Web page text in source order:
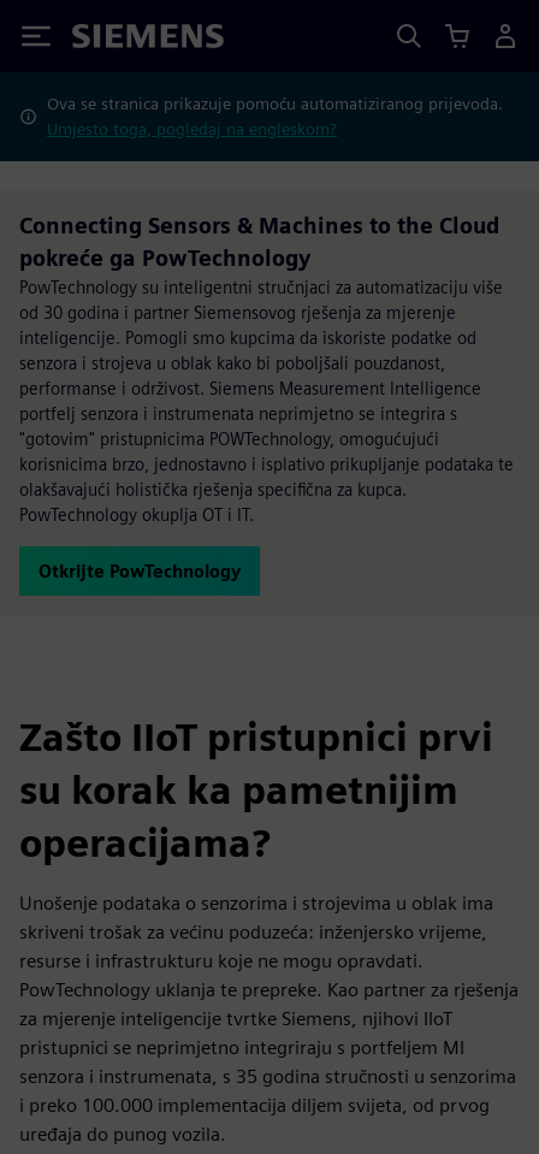
Siemens
Ova se stranica prikazuje pomoću automatiziranog prijevoda.
Umjesto toga, pogledaj na engleskom?
Connecting Sensors & Machines to the Cloud
pokreće ga PowTechnology
PowTechnology su inteligentni stručnjaci za automatizaciju više
od 30 godina i partner Siemensovog rješenja za mjerenje
inteligencije. Pomogli smo kupcima da iskoriste podatke od
senzora i strojeva u oblak kako bi poboljšali pouzdanost,
performanse i održivost. Siemens Measurement Intelligence
portfelj senzora i instrumenata neprimjetno se integrira s
"gotovim" pristupnicima POWTechnology, omogućujući
korisnicima brzo, jednostavno i isplativo prikupljanje podataka te
olakšavajući holistička rješenja specifična za kupca.
PowTechnology okuplja OT i IT.
Otkrijte PowTechnology
Zašto IIoT pristupnici prvi
su korak ka pametnijim
operacijama?
Unošenje podataka o senzorima i strojevima u oblak ima
skriveni trošak za većinu poduzeća: inženjersko vrijeme,
resurse i infrastrukturu koje ne mogu opravdati.
PowTechnology uklanja te prepreke. Kao partner za rješenja
za mjerenje inteligencije tvrtke Siemens, njihovi IIoT
pristupnici se neprimjetno integriraju s portfeljem MI
senzora i instrumenata, s 35 godina stručnosti u senzorima
i preko 100.000 implementacija diljem svijeta, od prvog
uređaja do punog vozila.